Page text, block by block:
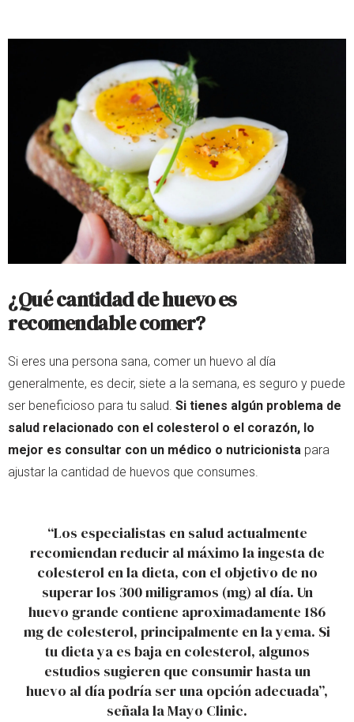
¿Qué cantidad de huevo es
recomendable comer?
Si eres una persona sana, comer un huevo al día
generalmente, es decir, siete a la semana, es seguro y puede
ser beneficioso para tu salud. Si tienes algún problema de
salud relacionado con el colesterol o el corazón, lo
mejor es consultar con un médico o nutricionista para
ajustar la cantidad de huevos que consumes.
“Los especialistas en salud actualmente
recomiendan reducir al máximo la ingesta de
colesterol en la dieta, con el objetivo de no
superar los 300 miligramos (mg) al día. Un
huevo grande contiene aproximadamente 186
mg de colesterol, principalmente en la yema. Si
tu dieta ya es baja en colesterol, algunos
estudios sugieren que consumir hasta un
huevo al día podría ser una opción adecuada”,
señala la Mayo Clinic.